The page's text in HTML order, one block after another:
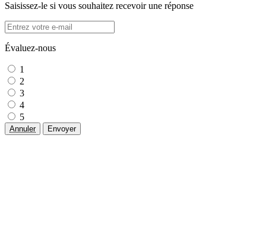
Saisissez-le si vous souhaitez recevoir une réponse
Évaluez-nous
1
2
3
4
5
Annuler Envoyer